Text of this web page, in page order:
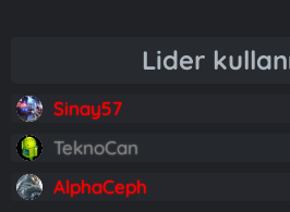
Lider
Sinay57
TeknoCan
AlphaCeph